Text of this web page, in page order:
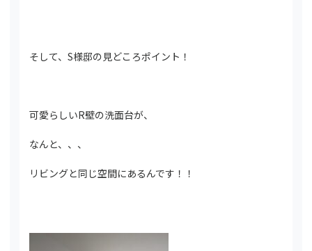
そして、S様邸の見どころポイント！
可愛らしいR壁の洗面台が、
なんと、、、
リビングと同じ空間にあるんです！！